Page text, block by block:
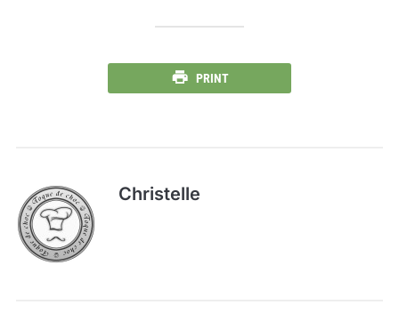
PRINT
Christelle